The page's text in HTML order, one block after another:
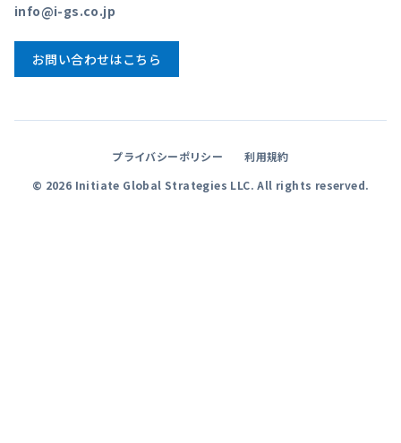
info@i-gs.co.jp
お問い合わせはこちら
プライバシーポリシー
利用規約
© 2026 Initiate Global Strategies LLC. All rights reserved.